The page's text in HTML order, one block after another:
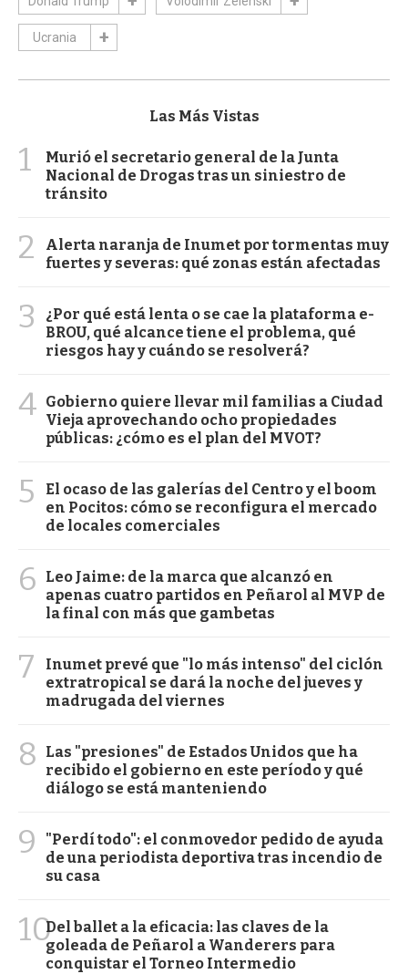
Ucrania
Las Más Vistas
1
Murió el secretario general de la Junta
Nacional de Drogas tras un siniestro de
tránsito
2
Alerta naranja de Inumet por tormentas muy
fuertes y severas: qué zonas están afectadas
3
¿Por qué está lenta o se cae la plataforma e-
BROU, qué alcance tiene el problema, qué
riesgos hay y cuándo se resolverá?
4 Gobierno quiere llevar mil familias a Ciudad
Vieja aprovechando ocho propiedades
públicas: ¿cómo es el plan del MVOT?
5
El ocaso de las galerías del Centro y el boom
en Pocitos: cómo se reconfigura el mercado
de locales comerciales
6
Leo Jaime: de la marca que alcanzó en
apenas cuatro partidos en Peñarol al MVP de
la final con más que gambetas
7
Inumet prevé que "lo más intenso" del ciclón
extratropical se dará la noche del jueves y
madrugada del viernes
8
Las "presiones" de Estados Unidos que ha
recibido el gobierno en este período y qué
diálogo se está manteniendo
9
"Perdí todo": el conmovedor pedido de ayuda
de una periodista deportiva tras incendio de
su casa
10Del ballet a la eficacia: las claves de la
goleada de Peñarol a Wanderers para
conquistar el Torneo Intermedio